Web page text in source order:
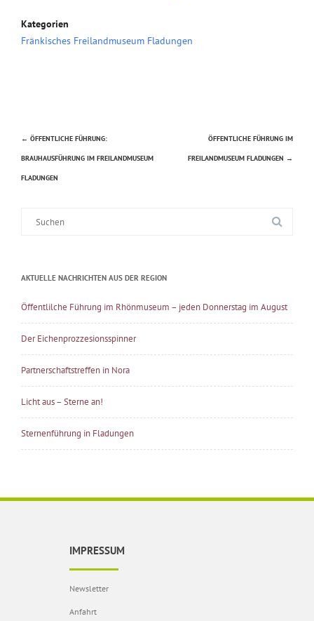
Kategorien
Fränkisches Freilandmuseum Fladungen
Beitragsnavigation
← ÖFFENTLICHE FÜHRUNG:
BRAUHAUSFÜHRUNG IM FREILANDMUSEUM
FLADUNGEN
ÖFFENTLICHE FÜHRUNG IM
FREILANDMUSEUM FLADUNGEN →
AKTUELLE NACHRICHTEN AUS DER REGION
Öffentlilche Führung im Rhönmuseum – jeden Donnerstag im August
Der Eichenprozzesionsspinner
Partnerschaftstreffen in Nora
Licht aus – Sterne an!
Sternenführung in Fladungen
IMPRESSUM
Newsletter
Anfahrt